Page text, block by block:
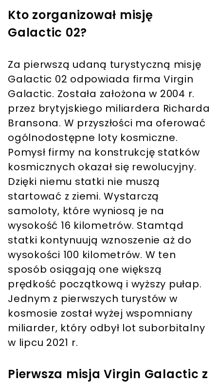
Kto zorganizował misję
Galactic 02?
Za pierwszą udaną turystyczną misję
Galactic 02 odpowiada firma Virgin
Galactic. Została założona w 2004 r.
przez brytyjskiego miliardera Richarda
Bransona. W przyszłości ma oferować
ogólnodostępne loty kosmiczne.
Pomysł firmy na konstrukcję statków
kosmicznych okazał się rewolucyjny.
Dzięki niemu statki nie muszą
startować z ziemi. Wystarczą
samoloty, które wyniosą je na
wysokość 16 kilometrów. Stamtąd
statki kontynuują wznoszenie aż do
wysokości 100 kilometrów. W ten
sposób osiągają one większą
prędkość początkową i wyższy pułap.
Jednym z pierwszych turystów w
kosmosie został wyżej wspomniany
miliarder, który odbył lot suborbitalny
w lipcu 2021 r.
Pierwsza misja Virgin Galactic z